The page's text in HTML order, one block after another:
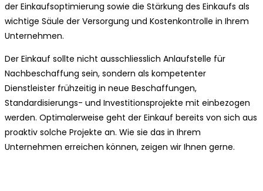
der Einkaufsoptimierung sowie die Stärkung des Einkaufs als
wichtige Säule der Versorgung und Kostenkontrolle in Ihrem
Unternehmen.
Der Einkauf sollte nicht ausschliesslich Anlaufstelle für
Nachbeschaffung sein, sondern als kompetenter
Dienstleister frühzeitig in neue Beschaffungen,
Standardisierungs- und Investitionsprojekte mit einbezogen
werden. Optimalerweise geht der Einkauf bereits von sich aus
proaktiv solche Projekte an. Wie sie das in Ihrem
Unternehmen erreichen können, zeigen wir Ihnen gerne.